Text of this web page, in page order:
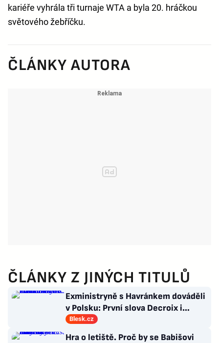
kariéře vyhrála tři turnaje WTA a byla 20. hráčkou
světového žebříčku.
ČLÁNKY AUTORA
ČLÁNKY Z JINÝCH TITULŮ
Exministryně s Havránkem dováděli
v Polsku: První slova Decroix i
Havránkové!
Blesk.cz
Hra o letiště. Proč by se Babišovi